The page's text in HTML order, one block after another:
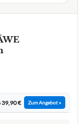
39,90 € Zum Angebot »